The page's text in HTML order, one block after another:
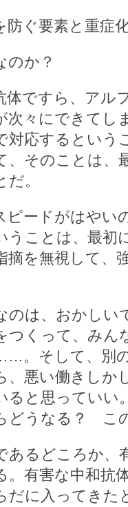
防ぐ要素と重症
のか？
体ですら、アル
次々にできてし
対応するという
、そのことは、
だ。
ピードがはやい
うことは、最初
摘を無視して、
のは、おかしい
つくって、みん
。そして、別
、悪い働きしか
ると思っていい
どうなる？ こ
あるどころか、
。有害な中和抗
だに入ってきた